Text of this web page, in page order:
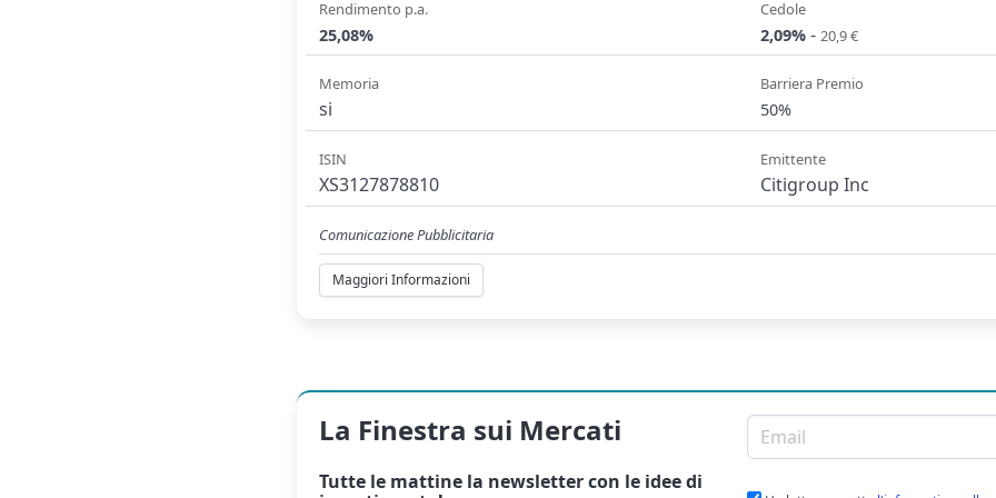
Rendimento p.a.
25,08%
Cedole
2,09% - 20,9 €
Memoria
si
Barriera Premio
50%
ISIN
XS3127878810
Emittente
Citigroup Inc
Comunicazione Pubblicitaria
Maggiori Informazioni
La Finestra sui Mercati
Tutte le mattine la newslettercon le idee di
Email per newsletter